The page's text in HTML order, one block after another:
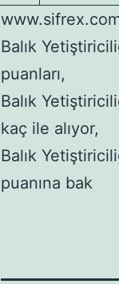
Balık
puanları,
Balık
kaç ile alıyor,
Balık
puanına bak